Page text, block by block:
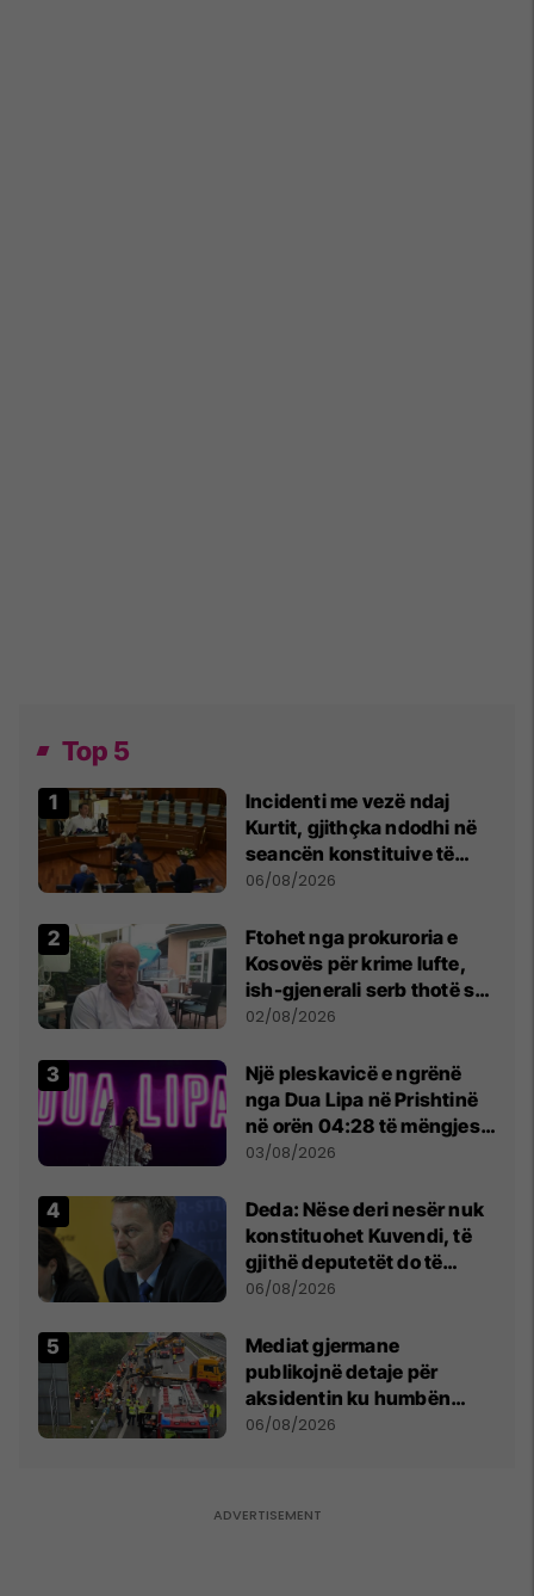
Top 5
Incidenti me vezë ndaj
Kurtit, gjithçka ndodhi në
seancën konstituive të
Kuvendit
06/08/2026
Ftohet nga prokuroria e
Kosovës për krime lufte,
ish-gjenerali serb thotë se
dikush e tradhtoi në
02/08/2026
Një pleskavicë e ngrënë
nga Dua Lipa në Prishtinë
në orën 04:28 të mëngjesit
- dhe bota digjitale serbe
03/08/2026
Deda: Nëse deri nesër nuk
konstituohet Kuvendi, të
gjithë deputetët do të
bëjnë shkelje të rëndë
06/08/2026
Mediat gjermane
publikojnë detaje për
aksidentin ku humbën
jetën tre mërgimtarë nga
06/08/2026